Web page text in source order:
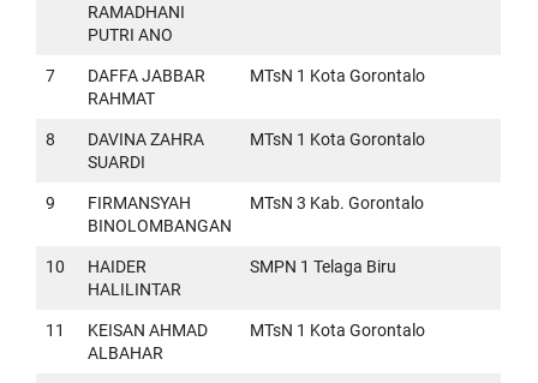
RAMADHANI
PUTRI ANO
7
DAFFA JABBAR
RAHMAT
MTsN 1 Kota Gorontalo
8
DAVINA ZAHRA
SUARDI
MTsN 1 Kota Gorontalo
9
FIRMANSYAH
BINOLOMBANGAN
MTsN 3 Kab. Gorontalo
10
HAIDER
HALILINTAR
SMPN 1 Telaga Biru
11
KEISAN AHMAD
ALBAHAR
MTsN 1 Kota Gorontalo